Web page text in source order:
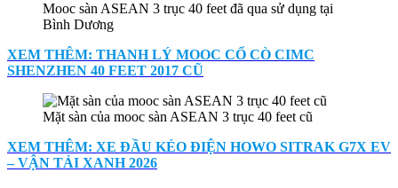
Mooc sàn ASEAN 3 trục 40 feet đã qua sử dụng tại
Bình Dương
XEM THÊM: THANH LÝ MOOC CỔ CÒ CIMC
SHENZHEN 40 FEET 2017 CŨ
Mặt sàn của mooc sàn ASEAN 3 trục 40 feet cũ
XEM THÊM: XE ĐẦU KÉO ĐIỆN HOWO SITRAK G7X EV
– VẬN TẢI XANH 2026